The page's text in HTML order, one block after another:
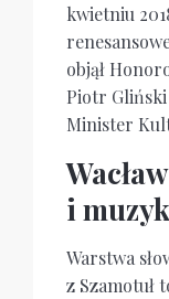
kwietniu
objął
Piotr
Minister
i
Warstwa
z Szamotuł